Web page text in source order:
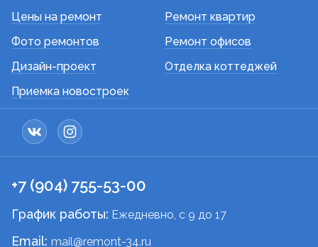
Цены на ремонт
Фото ремонтов
Дизайн-проект
Приемка новостроек
Ремонт квартир
Ремонт офисов
Отделка коттеджей
+7 (904) 755-53-00
График работы: Ежедневно, c 9 до 17
Email: mail@remont-34.ru